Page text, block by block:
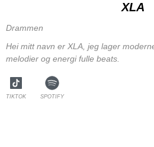
XLA
Drammen
Hei mitt navn er XLA, jeg lager
melodier og energi fulle beats.
TIKTOK SPOTIFY